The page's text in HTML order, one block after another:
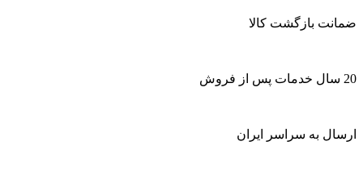
ضمانت بازگشت کالا
20 سال خدمات پس از فروش
ارسال به سراسر ایران